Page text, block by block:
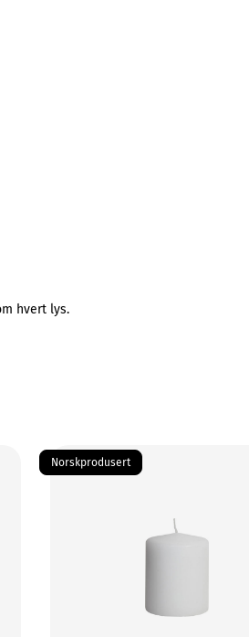
hvert lys.
Norskprodusert